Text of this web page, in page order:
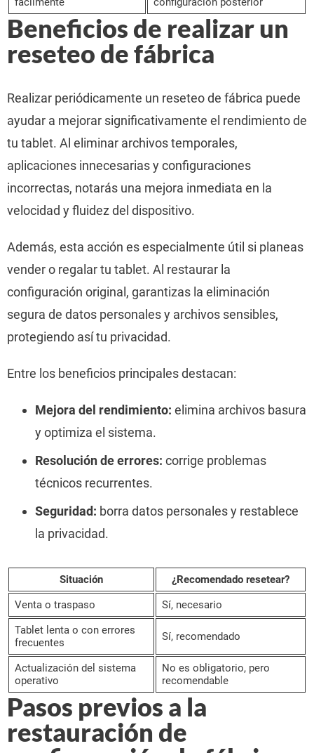
Beneficios de realizar un
reseteo de fábrica
Realizar periódicamente un reseteo de fábrica puede
ayudar a mejorar significativamente el rendimiento de
tu tablet. Al eliminar archivos temporales,
aplicaciones innecesarias y configuraciones
incorrectas, notarás una mejora inmediata en la
velocidad y fluidez del dispositivo.
Además, esta acción es especialmente útil si planeas
vender o regalar tu tablet. Al restaurar la
configuración original, garantizas la eliminación
segura de datos personales y archivos sensibles,
protegiendo así tu privacidad.
Entre los beneficios principales destacan:
Mejora del rendimiento: elimina archivos basura
y optimiza el sistema.
Resolución de errores: corrige problemas
técnicos recurrentes.
Seguridad: borra datos personales y restablece
la privacidad.
Situación
¿Recomendado resetear?
Venta o traspaso
Sí, necesario
Tablet lenta o con errores
frecuentes
Sí, recomendado
Actualización del sistema
operativo
No es obligatorio, pero
recomendable
Pasos previos a la
restauración de